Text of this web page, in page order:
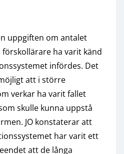
uppgiften om antalet
ha varit känd
infördes. Det
att i större
verkar ha varit fallet
skulle kunna uppstå
JO konstaterar att
har varit ett
att de långa